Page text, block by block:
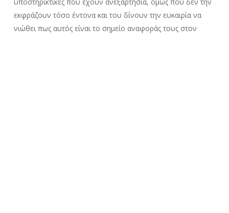
εκφράζουν τόσο έντονα και του δίνουν την ευκαιρία να
νιώθει πως αυτός είναι το σημείο αναφοράς τους στον